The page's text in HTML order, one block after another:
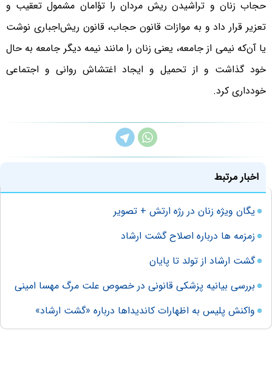
حجاب زنان و تراشیدن ریش مردان را تؤامان مشمول تعقیب و
تعزیر قرار داد و به موازات قانون حجاب، قانون ریش‌اجباری نوشت
یا آن‌که نیمی از جامعه، یعنی زنان را مانند نیمه دیگر جامعه به حال
خود گذاشت و از تحمیل و ایجاد اغتشاش روانی و اجتماعی
خودداری کرد.
اخبار مرتبط
یگان ویژه زنان در رژه ارتش + تصویر
زمزمه ها درباره اصلاح گشت ارشاد
گشت ارشاد از تولد تا پایان
بررسی بیانیه پزشکی قانونی در خصوص علت مرگ مهسا امینی
واکنش پلیس به اظهارات کاندیداها درباره «گشت ارشاد»